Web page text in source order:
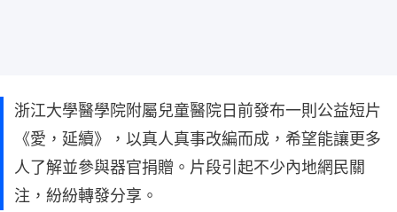
浙江大學醫學院附屬兒童醫院日前發布一則公益短片
《愛，延續》，以真人真事改編而成，希望能讓更多
人了解並參與器官捐贈。片段引起不少內地網民關
注，紛紛轉發分享。